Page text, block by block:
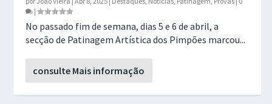
|
No passado fim de semana, dias 5 e 6 de abril, a
secção de Patinagem Artística dos Pimpões marcou...
consulte Mais informação